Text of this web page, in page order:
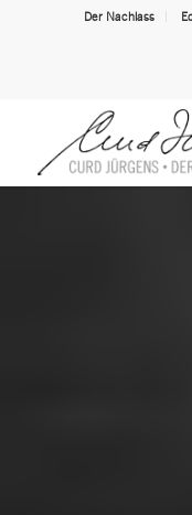
Der Nachlass